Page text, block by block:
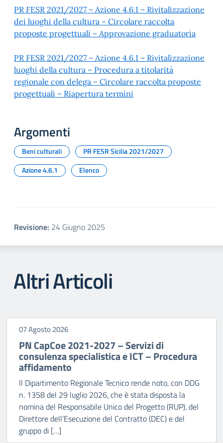
PR FESR 2021/2027 – Azione 4.6.1 – Rivitalizzazione
dei luoghi della cultura – Circolare raccolta
proposte progettuali – Approvazione graduatoria
PR FESR 2021/2027 – Azione 4.6.1 – Rivitalizzazione
luoghi della cultura – Procedura a titolarità
regionale con delega – Circolare raccolta proposte
progettuali – Riapertura termini
Argomenti
Beni culturali
PR FESR Sicilia 2021/2027
Azione 4.6.1
Elenco
Revisione: 24 Giugno 2025
Altri Articoli
07 Agosto 2026
PN CapCoe 2021-2027 – Servizi di
consulenza specialistica e ICT – Procedura
affidamento
Il Dipartimento Regionale Tecnico rende noto, con DDG
n. 1358 del 29 luglio 2026, che è stata disposta la
nomina del Responsabile Unico del Progetto (RUP), del
Direttore dell’Esecuzione del Contratto (DEC) e del
gruppo di […]